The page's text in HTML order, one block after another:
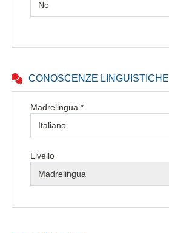
CONOSCENZE LINGUISTICHE
Madrelingua *
Livello